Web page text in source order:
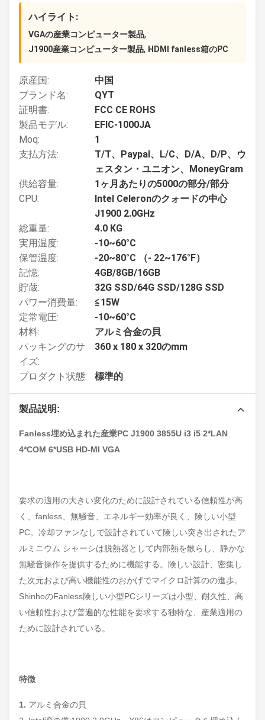
ハイライト:
VGAの産業コンピューター製品,
J1900産業コンピューター製品, HDMI fanless箱のPC
原産国:
中国
ブランド名:
QYT
証明書:
FCC CE ROHS
製品モデル:
EFIC-1000JA
Moq:
1
支払方法:
T/T、Paypal、L/C、D/A、D/P、ウ
ェスタン・ユニオン、MoneyGram
供給容量:
1ヶ月あたりの5000の部分/部分
CPU:
Intel Celeronのクォードの中心
J1900 2.0GHz
総重量:
4.0 KG
実用温度:
-10~60°C
保管温度:
-20~80°C （- 22~176°F）
記憶:
4GB/8GB/16GB
貯蔵:
32G SSD/64G SSD/128G SSD
パワー消費量:
≦15W
定常電圧:
-10~60°C
材料:
アルミ合金の貝
パッキングのサ
イズ:
360 x 180 x 320のmm
プロダクト状態: 標準的
製品説明:
Fanless埋め込まれた産業PC J1900 3855U i3 i5 2*LAN
4*COM 6*USB HD-MI VGA
要求の適用の大きい変化のために設計されている信頼性が高
く、fanless、無騒音、エネルギー効率が良く、険しい小型
PC。冷却ファンなしで設計されていて険しい突き出されたア
ルミニウム シャーシは脱熱器として内部熱を散らし、静かな
無騒音操作を提供するために機能する。険しい設計、密集し
た次元および高い機能性のおかげでマイクロ計算のの進歩。
ShinhoのFanless険しい小型PCシリーズは小型、耐久性、高
い信頼性および普遍的な性能を要求する独特な、産業適用の
ために設計されている。
特徴
1. アルミ合金の貝